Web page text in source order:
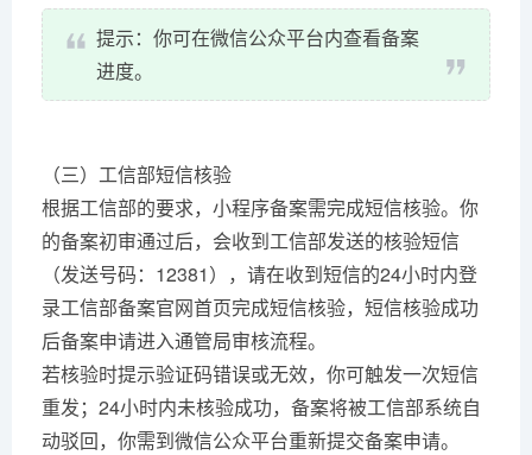
提示：你可在微信公众平台内查看备案
进度。
（三）工信部短信核验
根据工信部的要求，小程序备案需完成短信核验。你
的备案初审通过后，会收到工信部发送的核验短信
（发送号码：12381），请在收到短信的24小时内登
录工信部备案官网首页完成短信核验，短信核验成功
后备案申请进入通管局审核流程。
若核验时提示验证码错误或无效，你可触发一次短信
重发；24小时内未核验成功，备案将被工信部系统自
动驳回，你需到微信公众平台重新提交备案申请。